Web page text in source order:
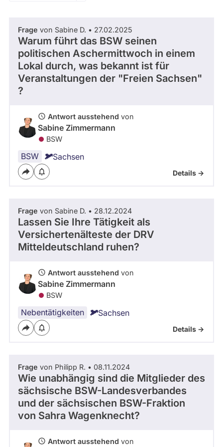
E
L
I
N
K
E
befragt
werden.
Thema
- Alle -
Antwort Status
- Alle -
Frage von Sabine D. • 27.02.2025
Warum führt das BSW seinen
politischen Aschermittwoch in einem
Lokal durch, was bekannt ist für
Veranstaltungen der "Freien Sachsen"
?
Antwort ausstehend von
Sabine Zimmermann
BSW
BSW Sachsen
Details ->
Frage von Sabine D. • 28.12.2024
Lassen Sie Ihre Tätigkeit als
Versichertenälteste der DRV
Mitteldeutschland ruhen?
Antwort ausstehend von
Sabine Zimmermann
BSW
Nebentätigkeiten Sachsen
Details ->
Frage von Philipp R. • 08.11.2024
Wie unabhängig sind die Mitglieder des
sächsische BSW-Landesverbandes
und der sächsischen BSW-Fraktion
von Sahra Wagenknecht?
Antwort ausstehend von